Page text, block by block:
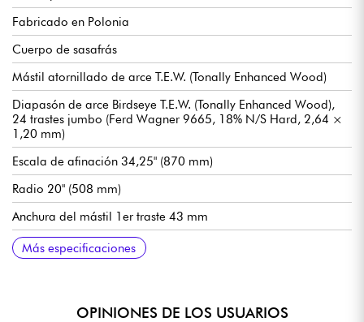
Fabricado en Polonia
Cuerpo de sasafrás
Mástil atornillado de arce T.E.W. (Tonally Enhanced Wood)
Diapasón de arce Birdseye T.E.W. (Tonally Enhanced Wood),
24 trastes jumbo (Ferd Wagner 9665, 18% N/S Hard, 2,64 ×
1,20 mm)
Escala de afinación 34,25" (870 mm)
Radio 20" (508 mm)
Anchura del mástil 1er traste 43 mm
Anchura del mástil 12º traste 61,7 mm
Anchura del mástil 24º traste 70,8 mm
Grosor del mástil 1er disco de contracción 20 mm
Grosor del mástil 12º traste 23 mm
Micrófonos pasivos Delano P-J (PMVC 5 FE/ M2 + JMVC 5 FE)
Preamplificador activo/pasivo Mayones Musashi Nit?ry?
(ecualizador de 3 bandas)
Volumen (push-pull - modo activo/pasivo)
Balance
Medios
Agudos
Graves
Pote push-pull activo-pasivo
Puente Mayones Big Foot (puentes Mayones Custom de titanio)
Clavijas de afinación Hipshot HB6C Ultralite
Se vende con funda Mayones Hybrid Bass
Más especificaciones
OPINIONES DE LOS USUARIOS